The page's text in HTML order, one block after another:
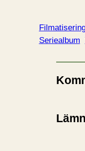
Seriealbum